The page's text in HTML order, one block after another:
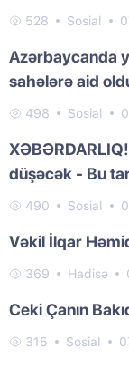
528 Sosial
Azərbaycanda
sahələrə aid
498 Sosial
XƏBƏRDARLIQ!
düşəcək - Bu
490 Sosial
Vəkil İlqar
369 Hadisə
Ceki Çanın
315 Sosial